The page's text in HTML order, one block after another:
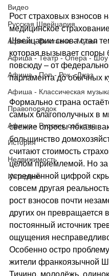
Видео
Русская Швейцария
Афиша - Выставки - Музеи
Афиша - Театр - Опера - Шоу
Афиша - Поп - Рок - Джаз
Афиша - Классическая
Правопорядок
Афиша - Русские события
История
Недвижимость
Интервью
Рост страховых взносов
медицинское
Швейцарии снова стал
которая вызывает споры
повсюду – от
парламента до обычных
Формально страна
самых благополучных в
свежие опросы
большинство
считают стоимость
целом приемлемой. Но за
усреднённой цифрой
совсем другая
рост взносов почти
других он превращается в
постоянный источник
ощущения
Особенно остро
жители франкоязычной